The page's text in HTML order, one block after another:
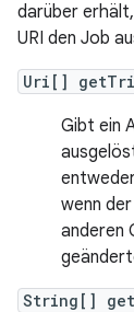
darüber
URI den Job
Uri[]
Gibt ein
wenn
anderen
String[]